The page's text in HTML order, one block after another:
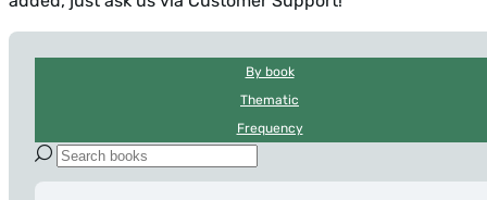
By book
Thematic
Frequency